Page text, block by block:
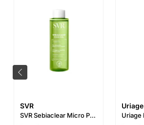
SVR
SVR Sebiaclear Micro Peel 150 ml
Uriage